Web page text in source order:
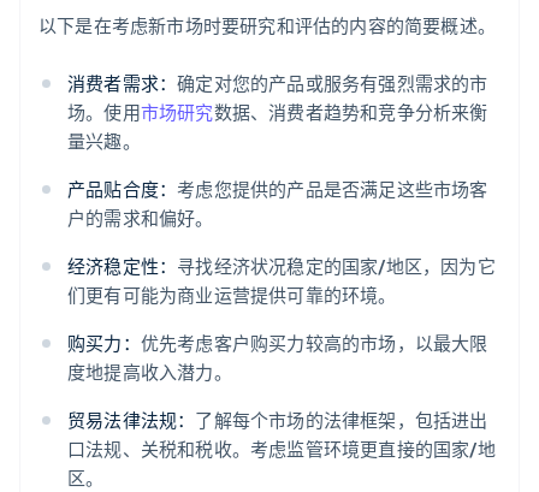
以下是在考虑新市场时要研究和评估的内容的简要概述。
消费者需求：确定对您的产品或服务有强烈需求的市
场。使用市场研究数据、消费者趋势和竞争分析来衡
量兴趣。
产品贴合度：考虑您提供的产品是否满足这些市场客
户的需求和偏好。
经济稳定性： 寻找经济状况稳定的国家/地区，因为它
们更有可能为商业运营提供可靠的环境。
购买力： 优先考虑客户购买力较高的市场，以最大限
度地提高收入潜力。
贸易法律法规： 了解每个市场的法律框架，包括进出
口法规、关税和税收。考虑监管环境更直接的国家/地
区。